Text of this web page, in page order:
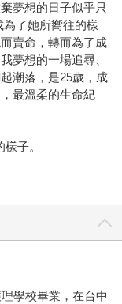
夢想的日子似乎只
了她所嚮往的樣
賣命，轉而為了成
夢想的一場追尋、
潮落，是25歲，成
最溫柔的生命紀
子。
學校畢業，在台中